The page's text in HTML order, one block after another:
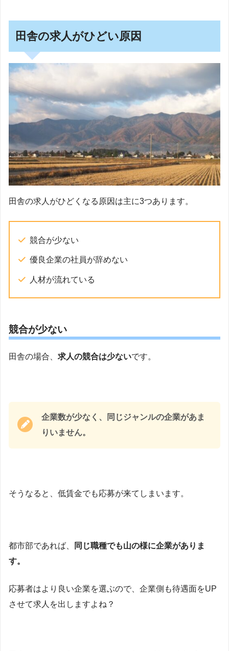
田舎の求人がひどい原因
田舎の求人がひどくなる原因は主に3つあります。
競合が少ない
優良企業の社員が辞めない
人材が流れている
競合が少ない
田舎の場合、 求人の競合は少ないです。
企業数が少なく、同じジャンルの企業があま
りいません。
そうなると、低賃金でも応募が来てしまいます。
都市部であれば、
同じ職種でも山の様に企業がありま
す。
応募者はより良い企業を選ぶので、企業側も待遇面をUP
させて求人を出しますよね？